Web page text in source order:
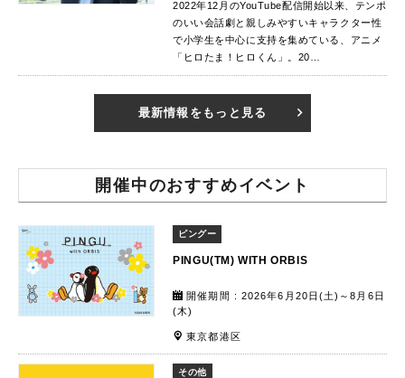
2022年12月のYouTube配信開始以来、テンポ
のいい会話劇と親しみやすいキャラクター性
で小学生を中心に支持を集めている、アニメ
「ヒロたま！ヒロくん」。20…
最新情報をもっと見る
開催中のおすすめイベント
ピングー
PINGU(TM) WITH ORBIS
開催期間 : 2026年6月20日(土)～8月6日
(木)
東京都港区
その他